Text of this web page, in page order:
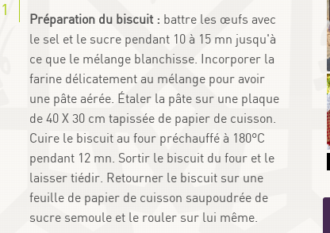
Préparation du biscuit : battre les œufs avec
le sel et le sucre pendant 10 à 15 mn jusqu'à
ce que le mélange blanchisse. Incorporer la
farine délicatement au mélange pour avoir
une pâte aérée. Étaler la pâte sur une plaque
de 40 X 30 cm tapissée de papier de cuisson.
Cuire le biscuit au four préchauffé à 180°C
pendant 12 mn. Sortir le biscuit du four et le
laisser tiédir. Retourner le biscuit sur une
feuille de papier de cuisson saupoudrée de
sucre semoule et le rouler sur lui même.